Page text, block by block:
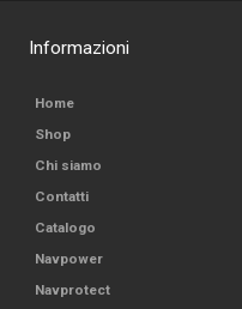
Informazioni
Home
Shop
Chi siamo
Contatti
Catalogo
Navpower
Navprotect